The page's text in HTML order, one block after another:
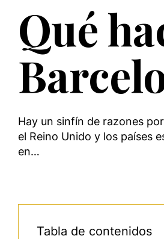
Qué
Hay un sinfín de razones
el Reino Unido y los países
en…
Tabla de contenidos